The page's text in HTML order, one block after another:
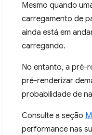
Mesmo quando
carregamento de
ainda está em
carregando.
No entanto, a pré-
pré-renderizar
probabilidade de
Consulte a seção
performance nas